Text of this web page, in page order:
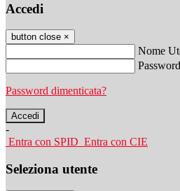
Accedi
button close ×
Nome
Password
Password dimenticata?
-
Entra con SPID Entra con CIE
Seleziona utente